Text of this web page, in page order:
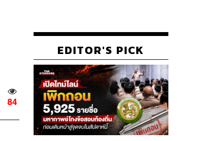
84
EDITOR'S PICK